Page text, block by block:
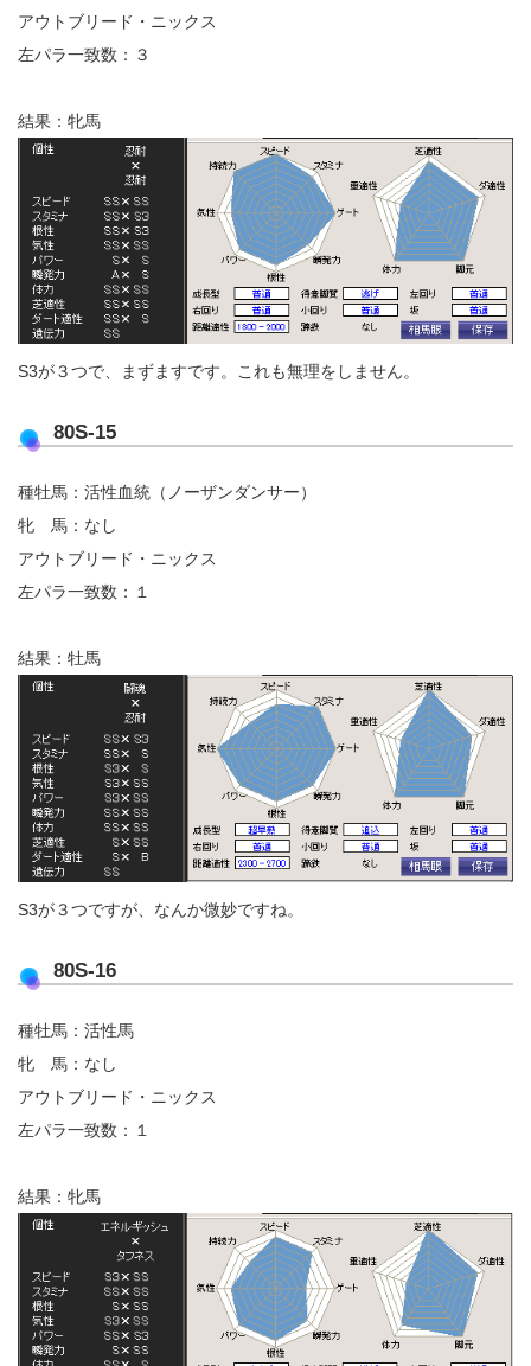
アウトブリード・ニックス
左パラ一致数：３
結果：牝馬
S3が３つで、まずますです。これも無理をしません。
80S-15
種牡馬：活性血統（ノーザンダンサー）
牝 馬：なし
アウトブリード・ニックス
左パラ一致数：１
結果：牡馬
S3が３つですが、なんか微妙ですね。
80S-16
種牡馬：活性馬
牝 馬：なし
アウトブリード・ニックス
左パラ一致数：１
結果：牝馬